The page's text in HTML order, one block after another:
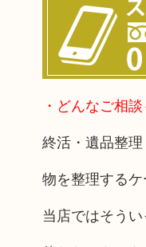
・どんなご相
終活・遺品整
物を整理するケ
当店ではそう